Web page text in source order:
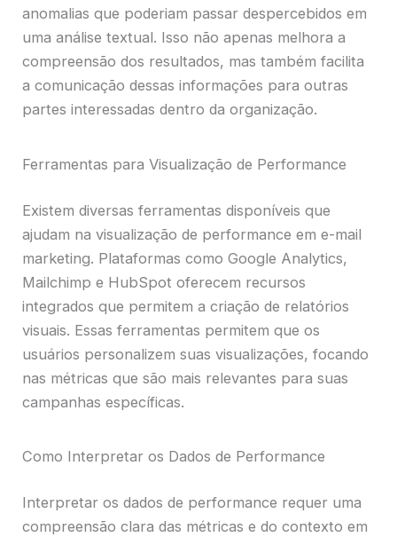
anomalias que poderiam passar despercebidos em
uma análise textual. Isso não apenas melhora a
compreensão dos resultados, mas também facilita
a comunicação dessas informações para outras
partes interessadas dentro da organização.
Ferramentas para Visualização de Performance
Existem diversas ferramentas disponíveis que
ajudam na visualização de performance em e-mail
marketing. Plataformas como Google Analytics,
Mailchimp e HubSpot oferecem recursos
integrados que permitem a criação de relatórios
visuais. Essas ferramentas permitem que os
usuários personalizem suas visualizações, focando
nas métricas que são mais relevantes para suas
campanhas específicas.
Como Interpretar os Dados de Performance
Interpretar os dados de performance requer uma
compreensão clara das métricas e do contexto em